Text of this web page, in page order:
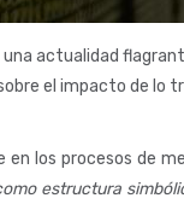
actualidad
el impacto de
los procesos de
estructura